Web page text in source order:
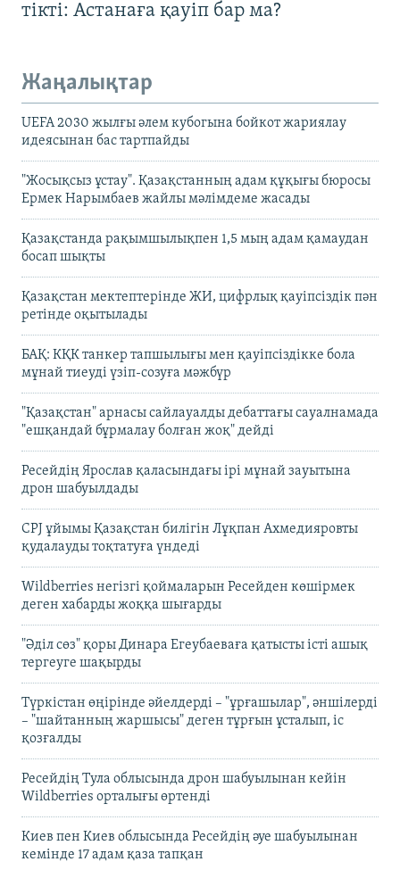
тікті: Астанаға қауіп бар ма?
Жаңалықтар
UEFA 2030 жылғы әлем кубогына бойкот жариялау
идеясынан бас тартпайды
"Жосықсыз ұстау". Қазақстанның адам құқығы бюросы
Ермек Нарымбаев жайлы мәлімдеме жасады
Қазақстанда рақымшылықпен 1,5 мың адам қамаудан
босап шықты
Қазақстан мектептерінде ЖИ, цифрлық қауіпсіздік пән
ретінде оқытылады
БАҚ: КҚК танкер тапшылығы мен қауіпсіздікке бола
мұнай тиеуді үзіп-созуға мәжбүр
"Қазақстан" арнасы сайлауалды дебаттағы сауалнамада
"ешқандай бұрмалау болған жоқ" дейді
Ресейдің Ярослав қаласындағы ірі мұнай зауытына
дрон шабуылдады
CPJ ұйымы Қазақстан билігін Лұқпан Ахмедияровты
қудалауды тоқтатуға үндеді
Wildberries негізгі қоймаларын Ресейден көшірмек
деген хабарды жоққа шығарды
"Әділ сөз" қоры Динара Егеубаеваға қатысты істі ашық
тергеуге шақырды
Түркістан өңірінде әйелдерді – "ұрғашылар", әншілерді
– "шайтанның жаршысы" деген тұрғын ұсталып, іс
қозғалды
Ресейдің Тула облысында дрон шабуылынан кейін
Wildberries орталығы өртенді
Киев пен Киев облысында Ресейдің әуе шабуылынан
кемінде 17 адам қаза тапқан